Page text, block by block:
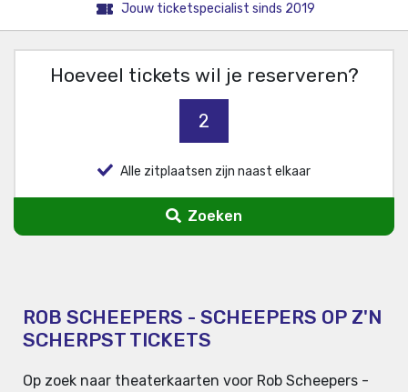
Jouw ticketspecialist sinds 2019
Hoeveel tickets wil je reserveren?
2
Alle zitplaatsen zijn naast elkaar
Zoeken
ROB SCHEEPERS - SCHEEPERS OP Z'N
SCHERPST TICKETS
Op zoek naar theaterkaarten voor Rob Scheepers -